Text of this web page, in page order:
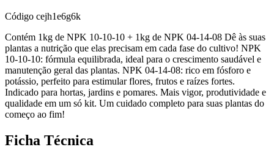
Código cejh1e6g6k
Contém 1kg de NPK 10-10-10 + 1kg de NPK 04-14-08 Dê às suas
plantas a nutrição que elas precisam em cada fase do cultivo! NPK
10-10-10: fórmula equilibrada, ideal para o crescimento saudável e
manutenção geral das plantas. NPK 04-14-08: rico em fósforo e
potássio, perfeito para estimular flores, frutos e raízes fortes.
Indicado para hortas, jardins e pomares. Mais vigor, produtividade e
qualidade em um só kit. Um cuidado completo para suas plantas do
começo ao fim!
Ficha Técnica